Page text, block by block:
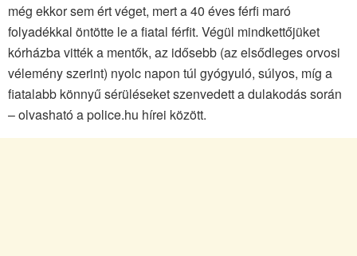
még ekkor sem ért véget, mert a 40 éves férfi maró
folyadékkal öntötte le a fiatal férfit. Végül mindkettőjüket
kórházba vitték a mentők, az idősebb (az elsődleges orvosi
vélemény szerint) nyolc napon túl gyógyuló, súlyos, míg a
fiatalabb könnyű sérüléseket szenvedett a dulakodás során
– olvasható a police.hu hírei között.